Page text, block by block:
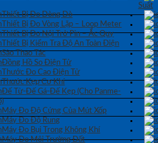
Suất
Thiết Bị Đo Dòng Dò
Thiết Bị Đo Vòng Lặp – Loop Meter
Thiết Bị Đo Nội Trở Pin – Ắc Quy
Thiết Bị Kiểm Tra Độ An Toàn Điện
Sào Thao Tác
Đồng Hồ So Điện Tử
Thước Đo Cao Điện Tử
Thước Kẹp Cơ Khí
Đế Từ-Đế Gá-Đế Kẹp (Cho Panme-
Máy Đo Độ Cứng Của Mút Xốp
Máy Đo Độ Rung
Máy Đo Bụi Trong Không Khí
Máy Đo Môi Trường Đất